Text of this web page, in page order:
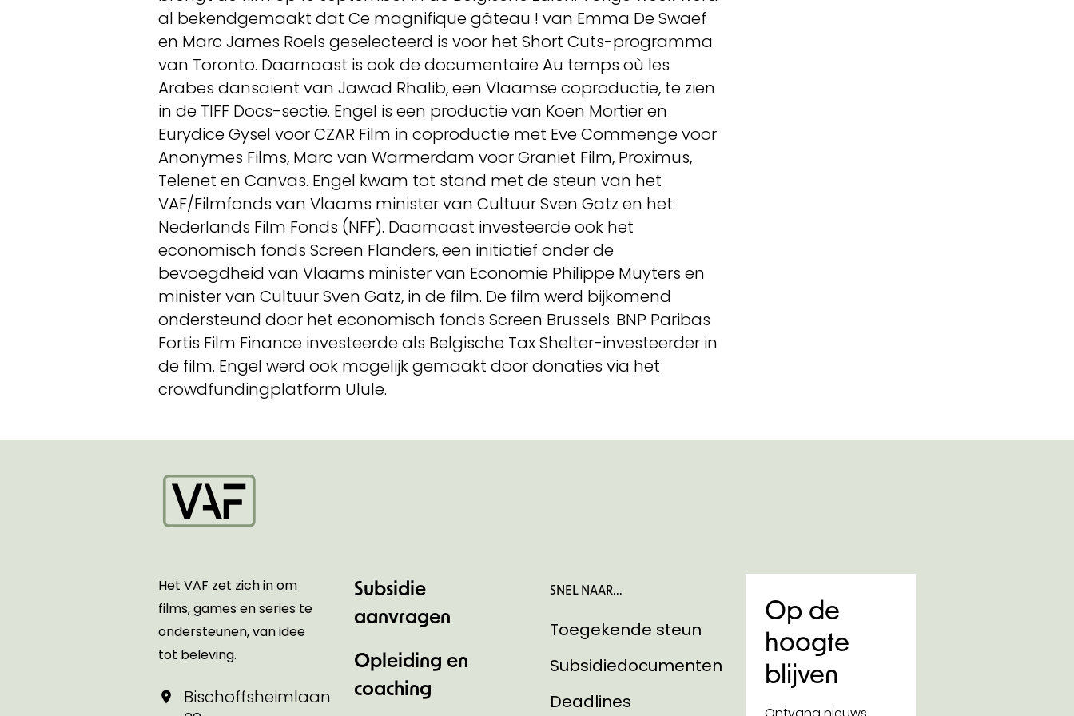
al bekendgemaakt dat Ce magnifique gâteau ! van Emma De Swaef
en Marc James Roels geselecteerd is voor het Short Cuts-programma
van Toronto. Daarnaast is ook de documentaire Au temps où les
Arabes dansaient van Jawad Rhalib, een Vlaamse coproductie, te zien
in de TIFF Docs-sectie. Engel is een productie van Koen Mortier en
Eurydice Gysel voor CZAR Film in coproductie met Eve Commenge voor
Anonymes Films, Marc van Warmerdam voor Graniet Film, Proximus,
Telenet en Canvas. Engel kwam tot stand met de steun van het
VAF/Filmfonds van Vlaams minister van Cultuur Sven Gatz en het
Nederlands Film Fonds (NFF). Daarnaast investeerde ook het
economisch fonds Screen Flanders, een initiatief onder de
bevoegdheid van Vlaams minister van Economie Philippe Muyters en
minister van Cultuur Sven Gatz, in de film. De film werd bijkomend
ondersteund door het economisch fonds Screen Brussels. BNP Paribas
Fortis Film Finance investeerde als Belgische Tax Shelter-investeerder in
de film. Engel werd ook mogelijk gemaakt door donaties via het
crowdfundingplatform Ulule.
Het VAF zet zich in om
films, games en series te
ondersteunen, van idee
tot beleving.
Bischoffsheimlaan
Subsidie
aanvragen
Opleiding en
coaching
SNEL NAAR...
Toegekende steun
Subsidiedocumenten
Deadlines
Op de
hoogte
blijven